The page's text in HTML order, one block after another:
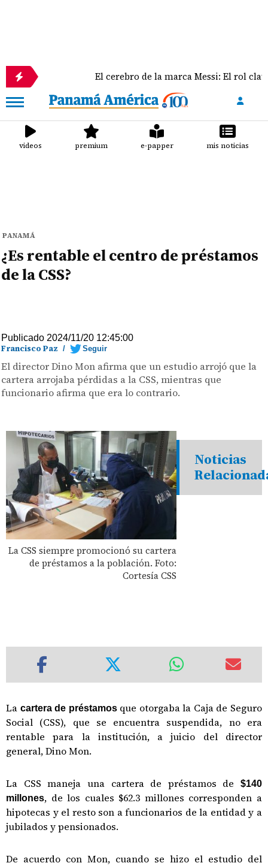
El cerebro de la marca Messi: El rol clave de Jorge
videos premium e-papper mis noticias
PANAMÁ
¿Es rentable el centro de préstamos
de la CSS?
Publicado 2024/11/20 12:45:00
Francisco Paz / Seguir
El director Dino Mon afirma que un estudio arrojó que la
cartera arrojaba pérdidas a la CSS, mientras que
funcionario afirma que era lo contrario.
La CSS siempre promocionó su cartera
de préstamos a la población. Foto:
Cortesía CSS
Noticias
La cartera de préstamosque otorgaba la Caja de Seguro
Social (CSS), que se encuentra suspendida, no era
rentable para la institución, a juicio del director
general, Dino Mon.
La CSS maneja una cartera de préstamos de
$140
millones, de los cuales $62.3 millones corresponden a
hipotecas y el resto son a funcionarios de la entidad y a
jubilados y pensionados.
De acuerdo con Mon, cuando se hizo el estudio del